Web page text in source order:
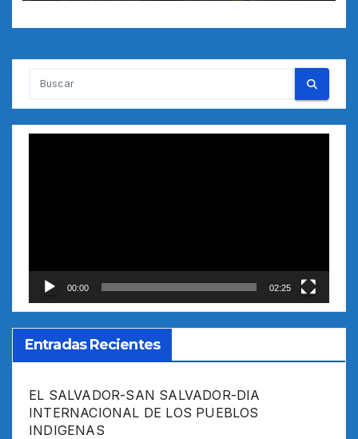
00:00 02:25
Entradas Recientes
EL SALVADOR-SAN SALVADOR-DIA
INTERNACIONAL DE LOS PUEBLOS
INDIGENAS